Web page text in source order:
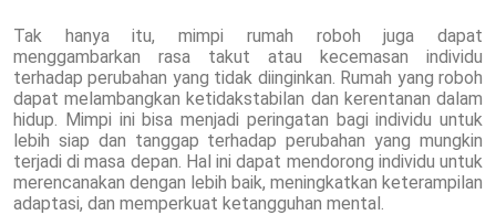
Tak hanya itu, mimpi rumah roboh juga dapat
menggambarkan rasa takut atau kecemasan individu
terhadap perubahan yang tidak diinginkan. Rumah yang roboh
dapat melambangkan ketidakstabilan dan kerentanan dalam
hidup. Mimpi ini bisa menjadi peringatan bagi individu untuk
lebih siap dan tanggap terhadap perubahan yang mungkin
terjadi di masa depan. Hal ini dapat mendorong individu untuk
merencanakan dengan lebih baik, meningkatkan keterampilan
adaptasi, dan memperkuat ketangguhan mental.